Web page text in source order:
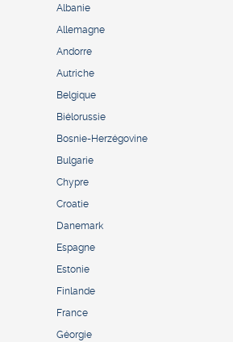
Albanie
Allemagne
Andorre
Autriche
Belgique
Biélorussie
Bosnie-Herzégovine
Bulgarie
Chypre
Croatie
Danemark
Espagne
Estonie
Finlande
France
Géorgie